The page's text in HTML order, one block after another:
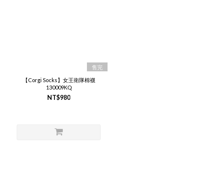
售完
【Corgi Socks】女王衛隊棉襪
130009KQ
NT$980